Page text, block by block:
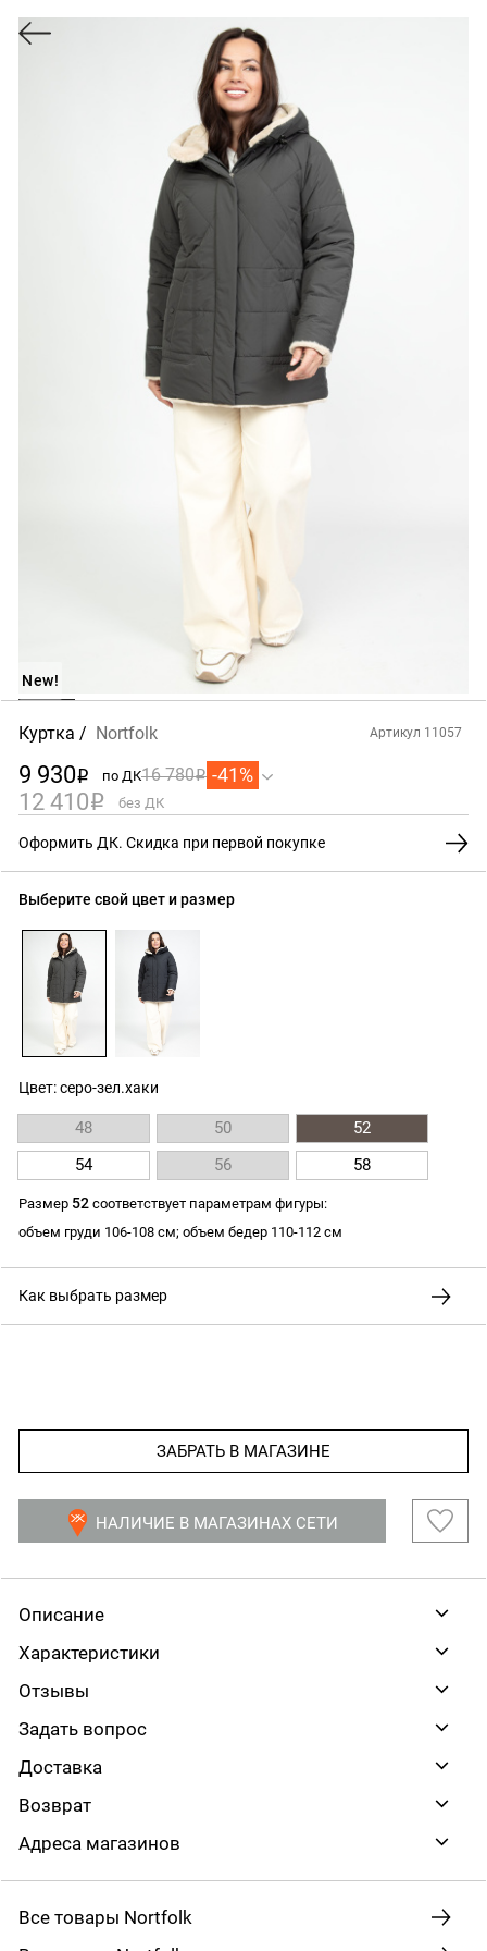
New!
Куртка Nortfolk Артикул 11057
9 930i по ДК16 780i -41%
12 410i без ДК
Оформить ДК. Скидка при первой покупке
Выберите свой цвет и размер
Цвет: серо-зел.хаки
48 50
52
54
56 58
Размер 52 соответствует параметрам фигуры:
объем груди 106-108 см; объем бедер 110-112 см
Как выбрать размер
ЗАБРАТЬ В МАГАЗИНЕ
НАЛИЧИЕ В МАГАЗИНАХ СЕТИ
Описание
Характеристики
Отзывы
Задать вопрос
Доставка
Возврат
Адреса магазинов
Все товары Nortfolk